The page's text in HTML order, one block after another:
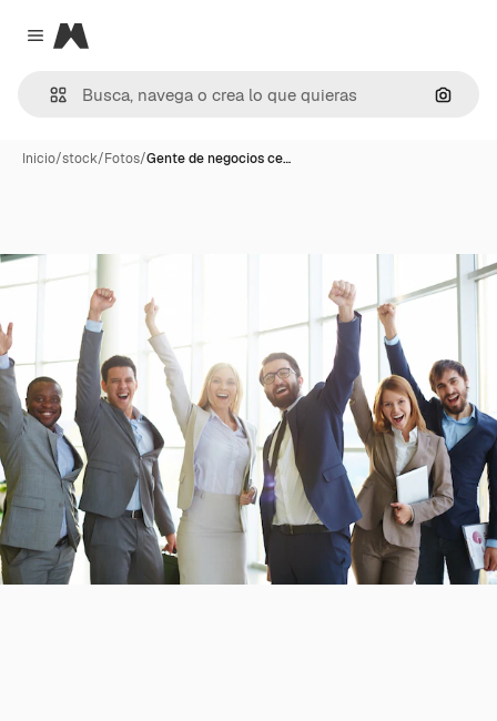
Close menu
Magnific
Inicio/stock/Fotos/Gente de negocios ce…